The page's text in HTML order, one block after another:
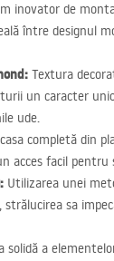
inovator de
între designul
Textura
un caracter
ude.
completă din
acces facil pentru
Utilizarea unei
sa
solidă a